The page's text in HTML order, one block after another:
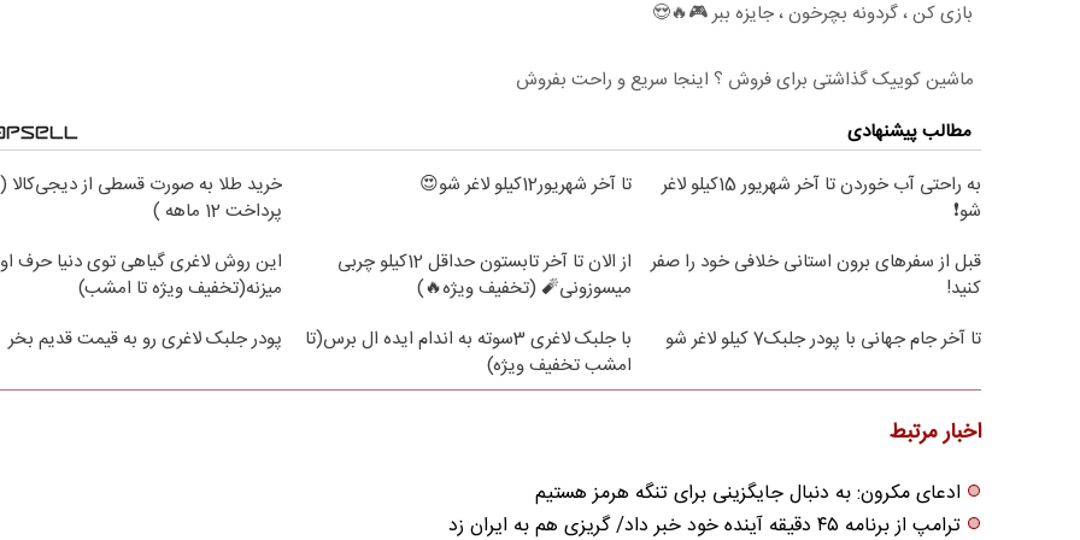
بازی کن ، گردونه بچرخون ، جایزه ببر 🎮🔥😍
ماشین کوییک گذاشتی برای فروش ؟ اینجا سریع و راحت بفروش
مطالب پیشنهادی
به راحتی آب خوردن تا آخر شهریور 15کیلو لاغر
شو❗
تا آخر شهریور12کیلو لاغر شو😍
خرید طلا به صورت قسطی از دیجی‌کالا (
پرداخت 12 ماهه )
قبل از سفرهای برون استانی خلافی خود را صفر
کنید!
از الان تا آخر تابستون حداقل 12کیلو چربی
میسوزونی🧨 (تخفیف ویژه🔥)
این روش لاغری گیاهی توی دنیا حرف
میزنه(تخفیف ویژه تا امشب)
تا آخر جام جهانی با پودر جلبک7 کیلو لاغر شو
با جلبک لاغری 3سوته به اندام ایده ال برس(تا
امشب تخفیف ویژه)
پودر جلبک لاغری رو به قیمت قدیم بخر
اخبار مرتبط
ادعای مکرون: به دنبال جایگزینی برای تنگه هرمز هستیم
ترامپ از برنامه ۴۵ دقیقه آینده خود خبر داد/ گریزی هم به ایران زد